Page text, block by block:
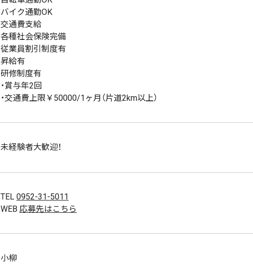
バイク通勤OK
交通費支給
各種社会保険完備
従業員割引制度有
昇給有
研修制度有
・賞与年2回
・交通費上限￥50000/1ヶ月（片道2km以上）
未経験者大歓迎！
TEL 0952-31-5011
WEB 応募先はこちら
小柳